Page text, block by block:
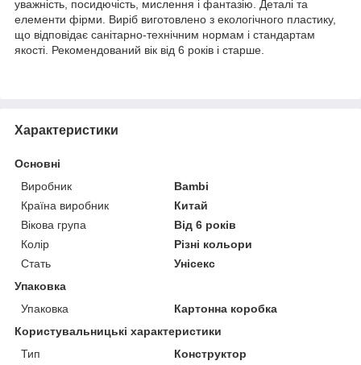
уважність, посидючість, мислення і фантазію. Деталі та
елементи фірми. Виріб виготовлено з екологічного пластику,
що відповідає санітарно-технічним нормам і стандартам
якості. Рекомендований вік від 6 років і старше.
Характеристики
Основні
Виробник
Bambi
Країна виробник
Китай
Вікова група
Від 6 років
Колір
Різні кольори
Стать
Унісекс
Упаковка
Упаковка
Картонна коробка
Користувальницькі характеристики
Тип
Конструктор